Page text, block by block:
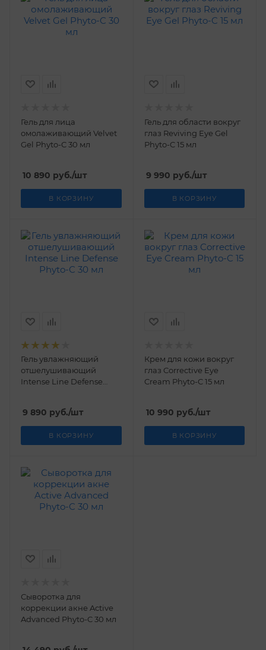
Гель для лица
омолаживающий Velvet
Gel Phyto-C 30 мл
10 890 руб./шт
В КОРЗИНУ
Гель для области вокруг
глаз Reviving Eye Gel
Phyto-C 15 мл
9 990 руб./шт
В КОРЗИНУ
Гель увлажняющий
отшелушивающий
Intense Line Defense
9 890 руб./шт
В КОРЗИНУ
Крем для кожи вокруг
глаз Corrective Eye
Cream Phyto-C 15 мл
10 990 руб./шт
В КОРЗИНУ
Сыворотка для
коррекции акне Active
Advanced Phyto-C 30 мл